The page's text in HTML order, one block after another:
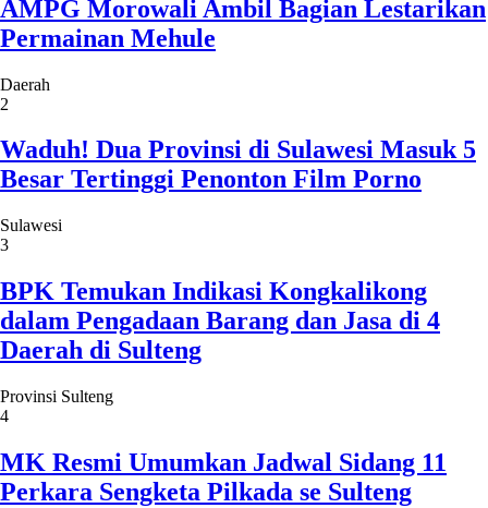
AMPG Morowali Ambil Bagian Lestarikan
Permainan Mehule
Daerah
2
Waduh! Dua Provinsi di Sulawesi Masuk 5
Besar Tertinggi Penonton Film Porno
Sulawesi
3
BPK Temukan Indikasi Kongkalikong
dalam Pengadaan Barang dan Jasa di 4
Daerah di Sulteng
Provinsi Sulteng
4
MK Resmi Umumkan Jadwal Sidang 11
Perkara Sengketa Pilkada se Sulteng